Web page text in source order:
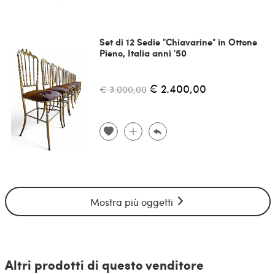
Set di 12 Sedie "Chiavarine" in Ottone
Pieno, Italia anni '50
€ 3.000,00 € 2.400,00
Mostra più oggetti
Altri prodotti di questo venditore